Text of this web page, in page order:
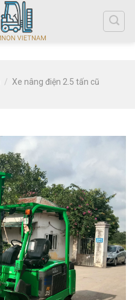
/ Xe nâng điện 2.5 tấn cũ